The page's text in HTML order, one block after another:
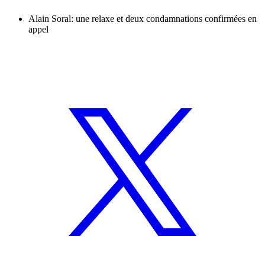
Alain Soral: une relaxe et deux condamnations confirmées en
appel